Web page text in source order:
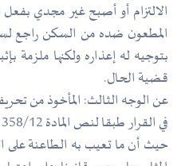
الالتزام أو أصبح غير مجدي بفعل
المطعون ضده من السكن راجع
بتوجيه له إعذاره ولكنها ملزمة
قضية الحال.
عن الوجه الثالث: المأخوذ من
في القرار طبقا لنص المادة 358/12 من ق إ م إ ،
حيث أن ما تعيب به الطاعنة على